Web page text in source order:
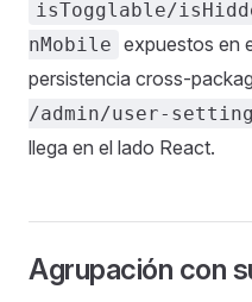
isTogglable/
nMobile expuestos en
persistencia cross-
/admin/user-
llega en el lado React.
Agrupación con